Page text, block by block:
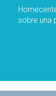
sobre una